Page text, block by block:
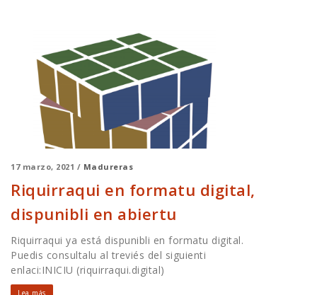
17 marzo, 2021 / Madureras
Riquirraqui en formatu digital,
dispunibli en abiertu
Riquirraqui ya está dispunibli en formatu digital.
Puedis consultalu al treviés del siguienti
enlaci:INICIU (riquirraqui.digital)
Lea más